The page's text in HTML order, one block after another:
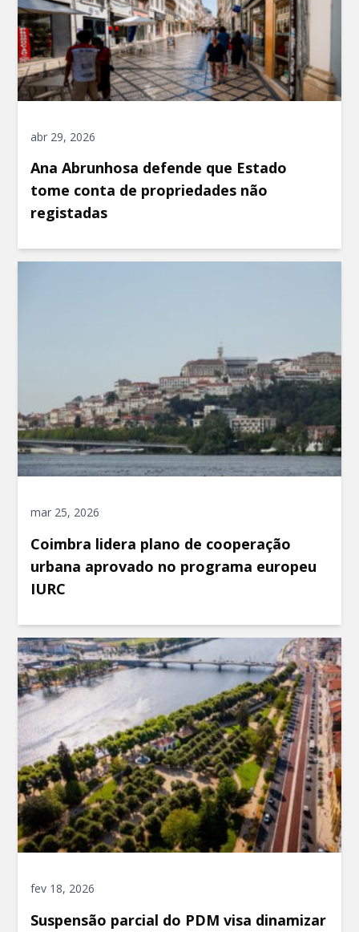
abr 29, 2026
Ana Abrunhosa defende que Estado
tome conta de propriedades não
registadas
mar 25, 2026
Coimbra lidera plano de cooperação
urbana aprovado no programa europeu
IURC
fev 18, 2026
Suspensão parcial do PDM visa dinamizar